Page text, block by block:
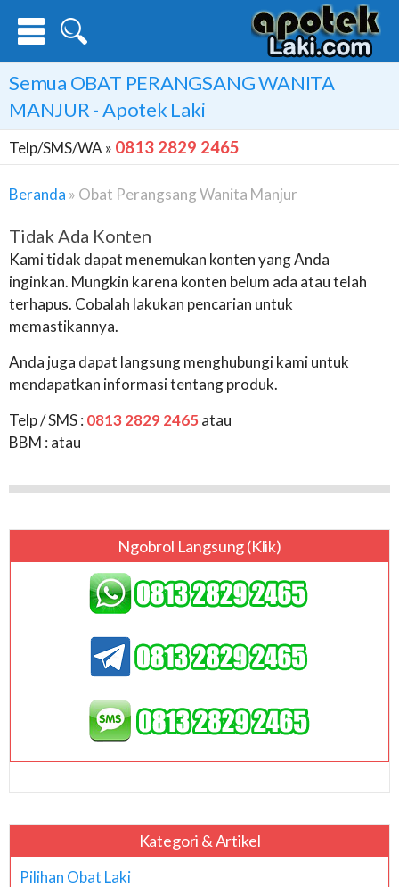
Semua OBAT PERANGSANG WANITA
MANJUR- Apotek Laki
Telp/SMS/WA » 0813 2829 2465
Beranda » Obat Perangsang Wanita Manjur
Tidak Ada Konten
Kami tidak dapat menemukan konten yang Anda
inginkan. Mungkin karena konten belum ada atau telah
terhapus. Cobalah lakukan pencarian untuk
memastikannya.
Anda juga dapat langsung menghubungi kami untuk
mendapatkan informasi tentang produk.
Telp / SMS : 0813 2829 2465atau
BBM : atau
Ngobrol Langsung (klik)
Kategori & Artikel
Pilihan Obat Laki